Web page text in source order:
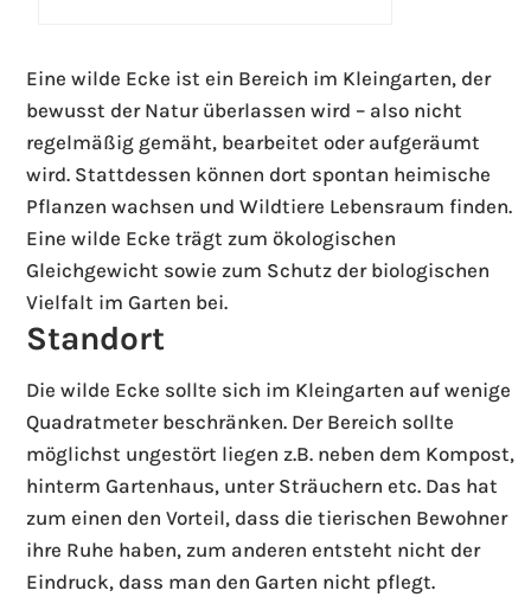
Eine wilde Ecke ist ein Bereich im Kleingarten, der
bewusst der Natur überlassen wird – also nicht
regelmäßig gemäht, bearbeitet oder aufgeräumt
wird. Stattdessen können dort spontan heimische
Pflanzen wachsen und Wildtiere Lebensraum finden.
Eine wilde Ecke trägt zum ökologischen
Gleichgewicht sowie zum Schutz der biologischen
Vielfalt im Garten bei.
Standort
Die wilde Ecke sollte sich im Kleingarten auf wenige
Quadratmeter beschränken. Der Bereich sollte
möglichst ungestört liegen z.B. neben dem Kompost,
hinterm Gartenhaus, unter Sträuchern etc. Das hat
zum einen den Vorteil, dass die tierischen Bewohner
ihre Ruhe haben, zum anderen entsteht nicht der
Eindruck, dass man den Garten nicht pflegt.